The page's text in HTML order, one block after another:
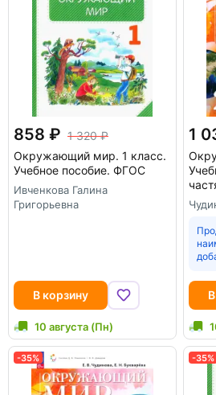
858
1 320
Окружающий мир. 1 класс.
Учебное пособие. ФГОС
Ивченкова Галина
Григорьевна
В корзину
10 августа (Пн)
1
-35% -35%